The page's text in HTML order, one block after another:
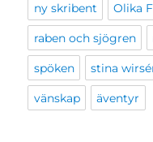
ny skribent Olika
raben och sjögren
spöken stina
vänskap äventyr